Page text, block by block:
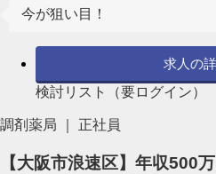
今が狙い目！
求人の
検討リスト（要ログイン）
調剤薬局 ｜ 正社員
【大阪市浪速区】年収500